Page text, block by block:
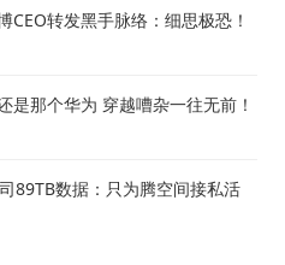
CEO转发黑手脉络：细思极恐！
是那个华为 穿越嘈杂一往无前！
89TB数据：只为腾空间接私活